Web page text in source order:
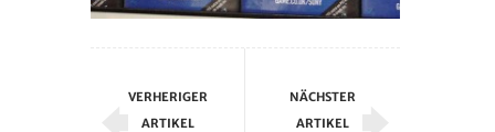
VERHERIGER
ARTIKEL
NÄCHSTER
ARTIKEL